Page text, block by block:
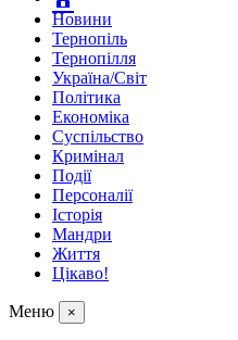
Новини
Тернопіль
Тернопілля
Україна/Світ
Політика
Економіка
Суспільство
Кримінал
Події
Персоналії
Історія
Мандри
Життя
Цікаво!
Меню ×